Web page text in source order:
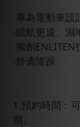
‧專為電動車設
‧續航更遠、
‧獨創ENLITEN
‧舒適降躁
1.預約時間 :
期。